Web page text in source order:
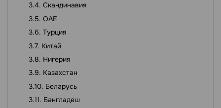
Скандинавия
ОАЕ
Турция
Китай
Нигерия
Казахстан
Беларусь
Бангладеш